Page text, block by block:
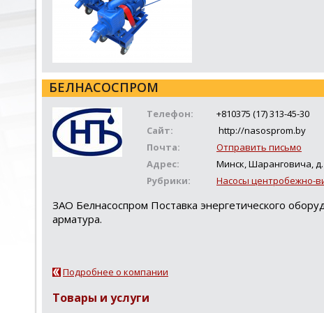
БЕЛНАСОСПРОМ
Телефон:
+810375 (17) 313-45-30
Сайт:
http://nasosprom.by
Почта:
Отправить письмо
Адрес:
Минск, Шаранговича, д.
Рубрики:
Насосы центробежно-
ЗАО Белнасоспром Поставка энергетического
арматура.
Подробнее о компании
Товары и услуги